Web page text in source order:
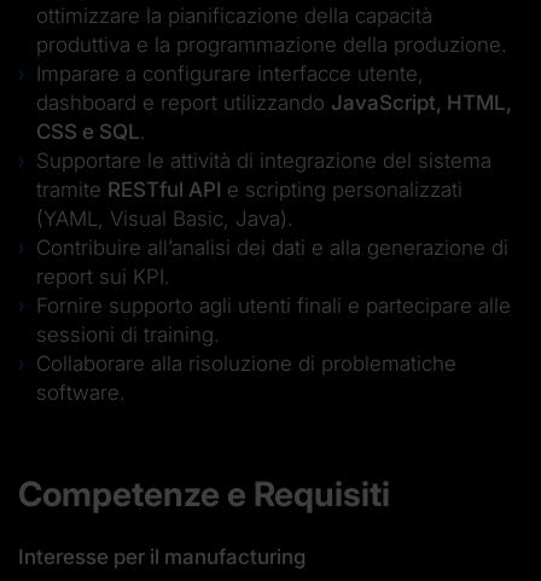
ottimizzare la pianificazione della capacità
produttiva e la programmazione della produzione.
Imparare a configurare interfacce utente,
dashboard e report utilizzando JavaScript, HTML,
CSS e SQL.
Supportare le attività di integrazione del sistema
tramite RESTful API e scripting personalizzati
(YAML, Visual Basic, Java).
Contribuire all’analisi dei dati e alla generazione di
report sui KPI.
Fornire supporto agli utenti finali e partecipare alle
sessioni di training.
Collaborare alla risoluzione di problematiche
software.
Competenze e Requisiti
Interesse per il manufacturing